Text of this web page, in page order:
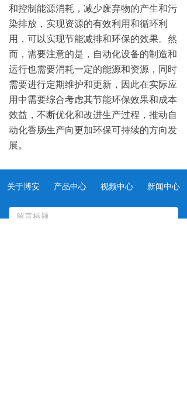
和控制能源消耗，减少废弃物的产生和污
染排放，实现资源的有效利用和循环利
用，可以实现节能减排和环保的效果。然
而，需要注意的是，自动化设备的制造和
运行也需要消耗一定的能源和资源，同时
需要进行定期维护和更新，因此在实际应
用中需要综合考虑其节能环保效果和成本
效益，不断优化和改进生产过程，推动自
动化香肠生产向更加环保可持续的方向发
展。
关于博安 产品中心 视频中心 新闻中心